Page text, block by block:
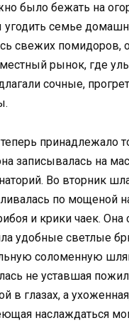
было бежать на
угодить семье
свежих
рынок, где
сочные,
принадлежало
записывалась на
Во вторник
по мощеной
и крики чаек. Она
удобные светлые
соломенную
не уставшая
в глазах, а
наслаждаться